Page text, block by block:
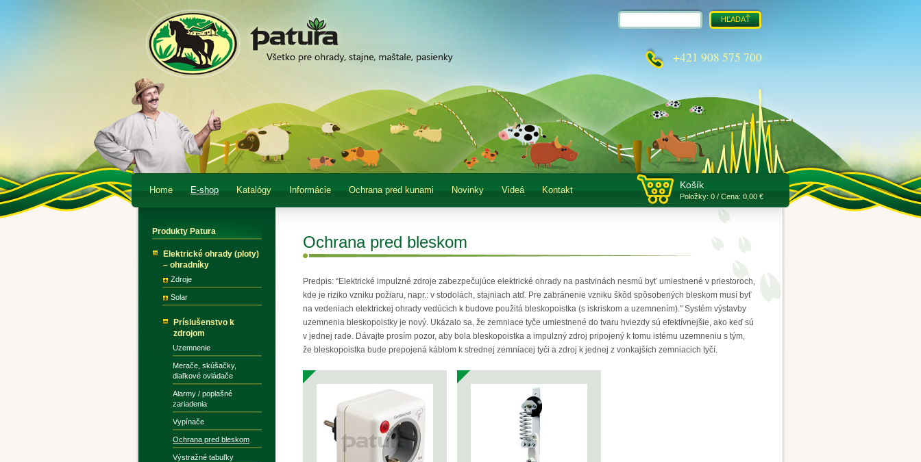
+421 908 575 700
Košík
Položky: 0 / Cena: 0,00 €
Home E-shop Katalógy Informácie Ochrana pred kunami Novinky Videá Kontakt
Produkty Patura
Elektrické ohrady (ploty)
– ohradníky
Zdroje
Solar
Príslušenstvo k
zdrojom
Uzemnenie
Merače, skúšačky,
diaľkové ovládače
Alarmy / poplašné
zariadenia
Vypínače
Ochrana pred bleskom
Výstražné tabuľky
Ochrana pred bleskom
Predpis: “Elektrické impulzné zdroje zabezpečujúce elektrické ohrady na pastvinách nesmú byť umiestnené v priestoroch,
kde je riziko vzniku požiaru, napr.: v stodolách, stajniach atď. Pre zabránenie vzniku škôd spôsobených bleskom musí byť
na vedeniach elektrickej ohrady vedúcich k budove použitá bleskopoistka (s iskriskom a uzemnením)." Systém výstavby
uzemnenia bleskopoistky je nový. Ukázalo sa, že zemniace tyče umiestnené do tvaru hviezdy sú efektívnejšie, ako keď sú
v jednej rade. Dávajte prosím pozor, aby bola bleskopoistka a impulzný zdroj pripojený k tomu istému uzemneniu s tým,
že bleskopoistka bude prepojená káblom k strednej zemniacej tyči a zdroj k jednej z vonkajších zemniacich tyčí.